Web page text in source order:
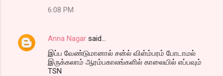
6:08 PM
Anna Nagar said…
இப்ப வேண்டுமானால் சன்ல் விள்ம்பரம் போடாமல்
இருக்கலாம் ஆரம்பகாலங்களில் காலையில் எப்பவும்
TSN